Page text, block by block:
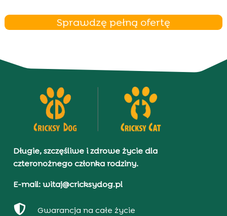
Sprawdzę pełną ofertę
Długie, szczęśliwe i zdrowe życie dla
czteronożnego członka rodziny.
E-mail: witaj@cricksydog.pl
 Gwarancja na całe życie